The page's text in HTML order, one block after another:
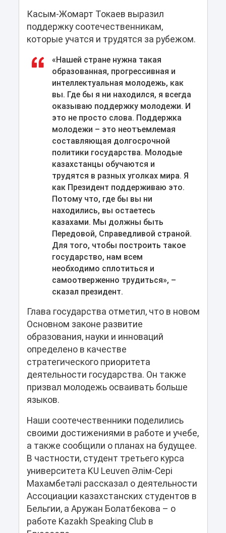
Касым-Жомарт Токаев выразил
поддержку соотечественникам,
которые учатся и трудятся за рубежом.
«Нашей стране нужна такая
образованная, прогрессивная и
интеллектуальная молодежь, как
вы. Где бы я ни находился, я всегда
оказываю поддержку молодежи. И
это не просто слова. Поддержка
молодежи – это неотъемлемая
составляющая долгосрочной
политики государства. Молодые
казахстанцы обучаются и
трудятся в разных уголках мира. Я
как Президент поддерживаю это.
Потому что, где бы вы ни
находились, вы остаетесь
казахами. Мы должны быть
Передовой, Справедливой страной.
Для того, чтобы построить такое
государство, нам всем
необходимо сплотиться и
самоотверженно трудиться», –
сказал президент.
Глава государства отметил, что в новом
Основном законе развитие
образования, науки и инноваций
определено в качестве
стратегического приоритета
деятельности государства. Он также
призвал молодежь осваивать больше
языков.
Наши соотечественники поделились
своими достижениями в работе и учебе,
а также сообщили о планах на будущее.
В частности, студент третьего курса
университета KU Leuven Әлім-Сері
Махамбетәлі рассказал о деятельности
Ассоциации казахстанских студентов в
Бельгии, а Аружан Болатбекова – о
работе Kazakh Speaking Club в